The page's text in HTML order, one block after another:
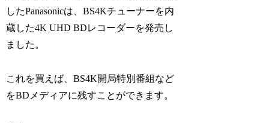
したPanasonicは、BS4Kチューナーを内
蔵した4K UHD BDレコーダーを発売し
ました。
これを買えば、BS4K開局特別番組など
をBDメディアに残すことができます。